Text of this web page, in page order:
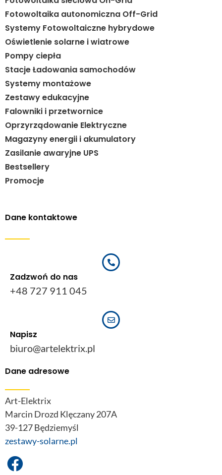
Fotowoltaika autonomiczna Off-Grid
Systemy Fotowoltaiczne hybrydowe
Oświetlenie solarne i wiatrowe
Pompy ciepła
Stacje Ładowania samochodów
Systemy montażowe
Zestawy edukacyjne
Falowniki i przetwornice
Oprzyrządowanie Elektryczne
Magazyny energii i akumulatory
Zasilanie awaryjne UPS
Bestsellery
Promocje
Dane kontaktowe
Zadzwoń do nas
+48 727 911 045
Napisz
biuro@artelektrix.pl
Dane adresowe
Art-Elektrix
Marcin Drozd Klęczany 207A
39-127 Będziemyśl
zestawy-solarne.pl